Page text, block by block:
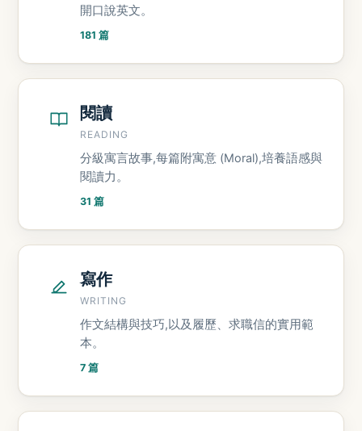
開口說英文。
181 篇
閱讀
READING
分級寓言故事,每篇附寓意 (Moral),培養語感與
閱讀力。
31 篇
寫作
WRITING
作文結構與技巧,以及履歷、求職信的實用範
本。
7 篇